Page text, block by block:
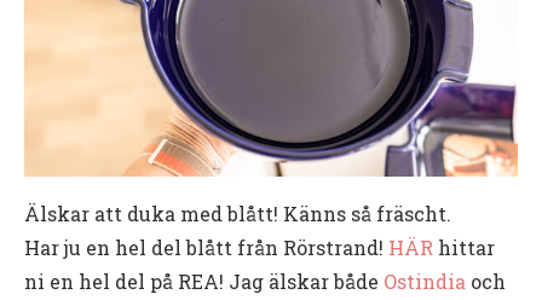
Älskar att duka med blått! Känns så fräscht.
Har ju en hel del blått från Rörstrand! HÄR hittar
ni en hel del på REA! Jag älskar både Ostindia och